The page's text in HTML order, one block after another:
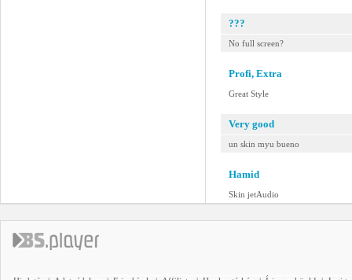
???
No full screen?
Profi, Extra
Great Style
Very good
un skin myu bueno
Hamid
Skin jetAudio